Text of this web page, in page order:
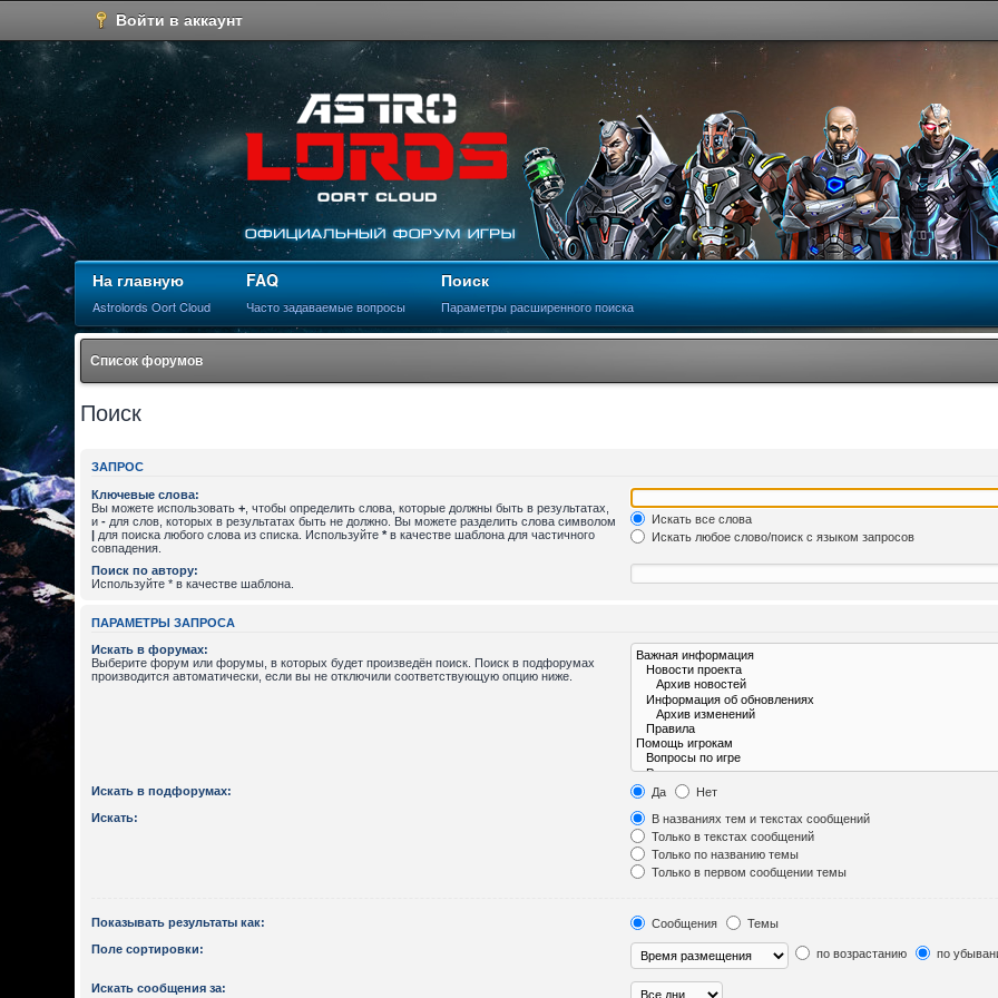
Войти в аккаунт
На главную
Astrolords Oort Cloud
FAQ
Часто задаваемые вопросы
Поиск
Параметры расширенного поиска
Список форумов
Поиск
ЗАПРОС
Ключевые слова:
Вы можете использовать+ , чтобы определить слова, которые должны быть в результатах,
и- для слов, которых в результатах быть не должно. Вы можете разделить слова символом
| для поиска любого слова из списка. Используйте* в качестве шаблона для частичного
совпадения.
Искать все слова
Искать любое слово/поиск с языком запросов
Поиск по автору:
Используйте * в качестве шаблона.
ПАРАМЕТРЫ ЗАПРОСА
Искать в форумах:
Выберите форум или форумы, в которых будет произведён поиск. Поиск в подфорумах
производится автоматически, если вы не отключили соответствующую опцию ниже.
Искать в подфорумах: Да
Нет
Искать:
В названиях тем и текстах сообщений
Только в текстах сообщений
Только по названию темы
Только в первом сообщении темы
Показывать результаты как: Сообщения
Темы
Поле сортировки:
по возрастанию по
Искать сообщения за: